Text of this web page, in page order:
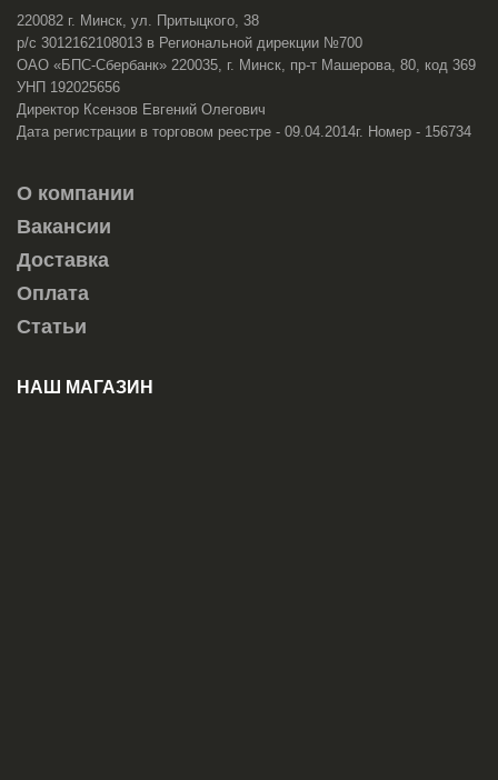
220082 г. Минск, ул. Притыцкого, 38
р/с 3012162108013 в Региональной дирекции №700
ОАО «БПС-Сбербанк» 220035, г. Минск, пр-т Машерова, 80, код 369
УНП 192025656
Директор Ксензов Евгений Олегович
Дата регистрации в торговом реестре - 09.04.2014г. Номер - 156734
О компании
Вакансии
Доставка
Оплата
Статьи
НАШ МАГАЗИН